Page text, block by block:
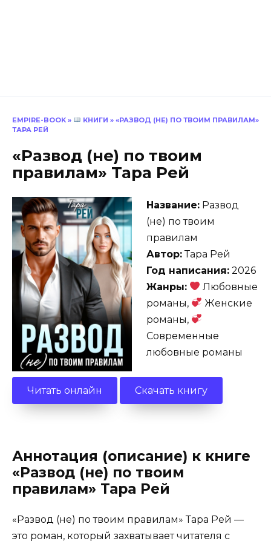
EMPIRE-BOOK » КНИГИ » «РАЗВОД (НЕ) ПО ТВОИМ ПРАВИЛАМ»
ТАРА РЕЙ
«Развод (не) по твоим
правилам» Тара Рей
Название: Развод
(не) по твоим
правилам
Автор:Тара Рей
Год написания: 2026
Жанры:
Любовные
романы,
Женские
романы,
Современные
любовные романы
Читать онлайн Скачать книгу
Аннотация (описание) к книге
«Развод (не) по твоим
правилам» Тара Рей
«Развод (не) по твоим правилам» Тара Рей —
это роман, который захватывает читателя с